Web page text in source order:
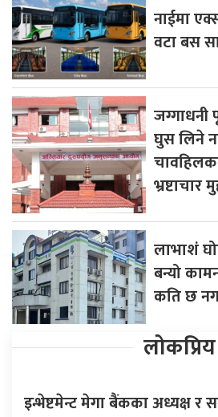
नाईमा
वटा बस
जग्गाधनी
घुस लिने
भ्रष्टाचार
लाभाशं
बन्यो
कति छ
लोकप्रिय
इन्भेष्टमेन्ट मेगा बैंकका अध्यक्ष र